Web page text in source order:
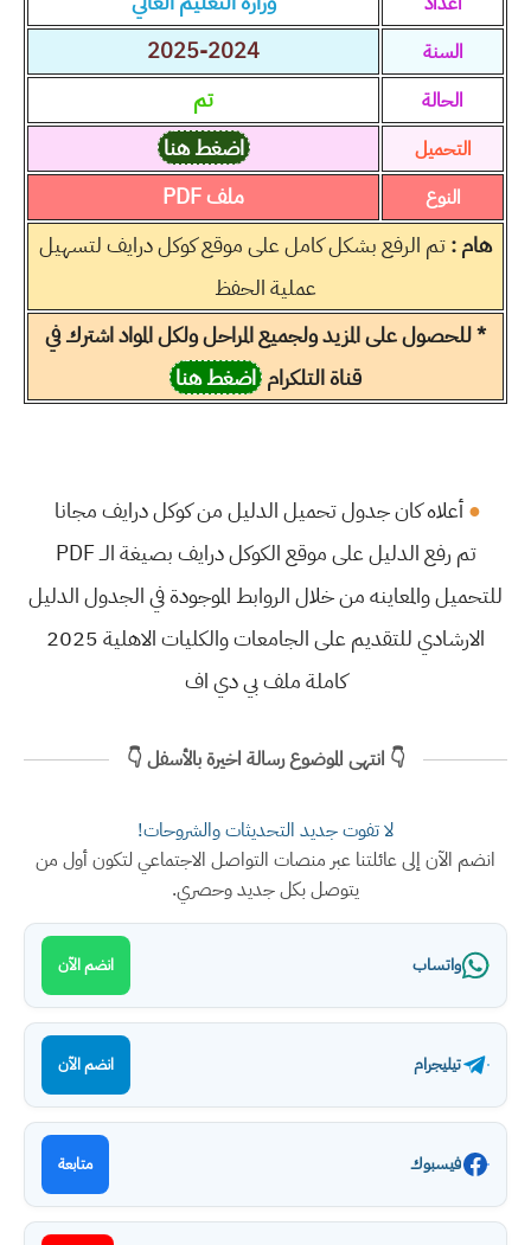
السنة 2025-2024
الحالة تم
التحميل اضغط هنا
النوع
ملف PDF
هام :تم الرفع بشكل كامل على موقع كوكل درايف لتسهيل
عملية الحفظ
* للحصول على المزيد ولجميع المراحل ولكل المواد اشترك في
قناة التلكرام اضغط هنا
●أعلاه كان جدول تحميل الدليل من كوكل درايف مجانا
تم رفع الدليل على موقع الكوكل درايف بصيغة الــ PDF
للتحميل والمعاينه من خلال الروابط الموجودة في الجدول الدليل
الارشادي للتقديم على الجامعات والكليات الاهلية 2025
كاملة ملف بي دي اف
👇 انتهى الموضوع رسالة اخيرة بالأسفل 👇
لا تفوت جديد التحديثات والشروحات!
انضم الآن إلى عائلتنا عبر منصات التواصل الاجتماعي لتكون أول من
يتوصل بكل جديد وحصري.
واتساب انضم الآن
تيليجرام انضم الآن
فيسبوك متابعة